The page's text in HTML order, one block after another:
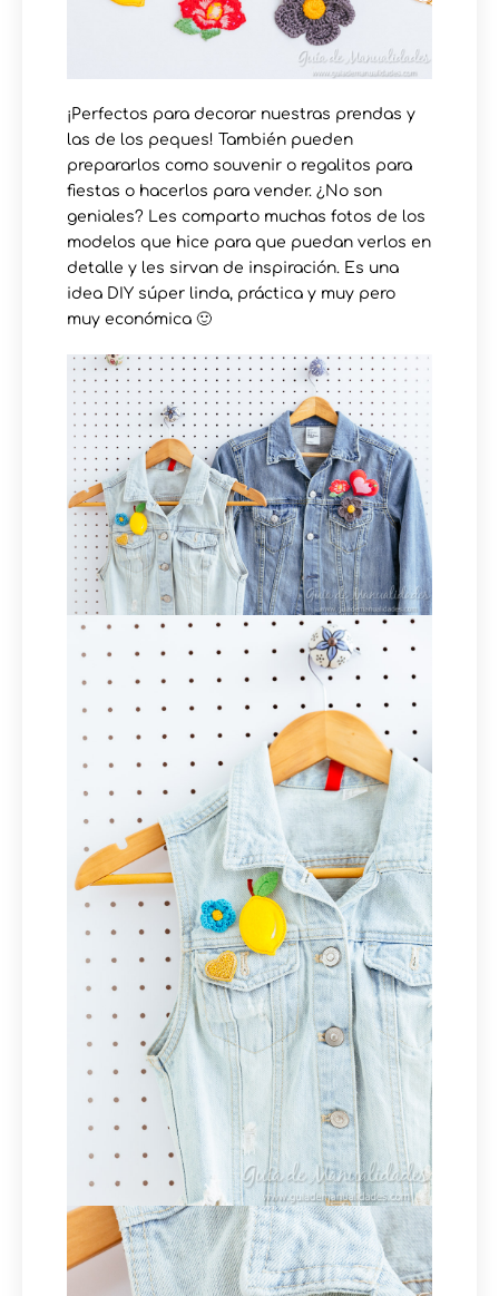
¡Perfectos para decorar nuestras prendas y
las de los peques! También pueden
prepararlos como souvenir o regalitos para
fiestas o hacerlos para vender. ¿No son
geniales? Les comparto muchas fotos de los
modelos que hice para que puedan verlos en
detalle y les sirvan de inspiración. Es una
idea DIY súper linda, práctica y muy pero
muy económica 🙂